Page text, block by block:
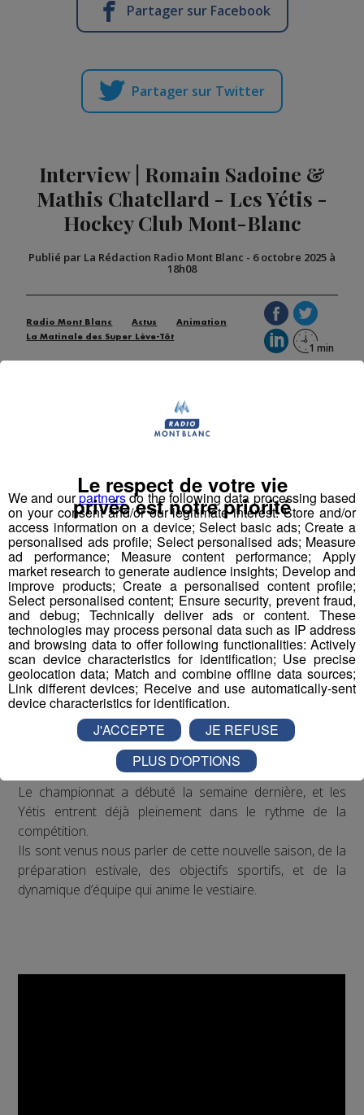
Partager sur Facebook
Partager sur Twitter
Interview | Romain Sadoine &
Mathis Chatellard - Les Yétis -
Hockey Club Mont-Blanc
Publié par La Rédaction Radio Mont Blanc - 6 octobre 2025 à
18h08
Radio Mont Blanc Actus
Animation
La Matinale des Super Lève-Tôt
Hockey sur glace : la nouvelle
saison des Yétis du Mont-Blanc
est lancée !
Romain Sadoine, coach des
Mont-Blanc, et Mathis Chatellard, capitaine de l’équipe,
étaient les invités de la rédaction de Radio Mont Blanc.
Le championnat a débuté la semaine dernière, et les
Yétis entrent déjà pleinement dans le rythme de la
compétition.
Ils sont venus nous parler de cette nouvelle saison, de la
préparation estivale, des objectifs sportifs, et de la
dynamique d’équipe qui anime le vestiaire.
We and ourpartnersdo the following data processing based
on your consent and/or our legitimate interest: Store and/or
access information on a device; Select basic ads; Create a
personalised ads profile; Select personalised ads; Measure
ad performance; Measure content performance; Apply
market research to generate audience insights; Develop and
improve products; Create a personalised content profile;
Select personalised content; Ensure security, prevent fraud,
and debug; Technically deliver ads or content. These
technologies may process personal data such as IP address
and browsing data to offer following functionalities: Actively
scan device characteristics for identification; Use precise
geolocation data; Match and combine offline data sources;
Link different devices; Receive and use automatically-sent
device characteristics for identification.
Le respect de votre vie
privée est notre priorité
J'ACCEPTE
JE REFUSE
PLUS D'OPTIONS